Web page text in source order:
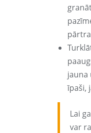
jauna
īpaši,
Lai
var